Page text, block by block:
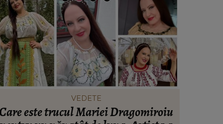
VEDETE
Care este trucul Mariei Dragomiroiu